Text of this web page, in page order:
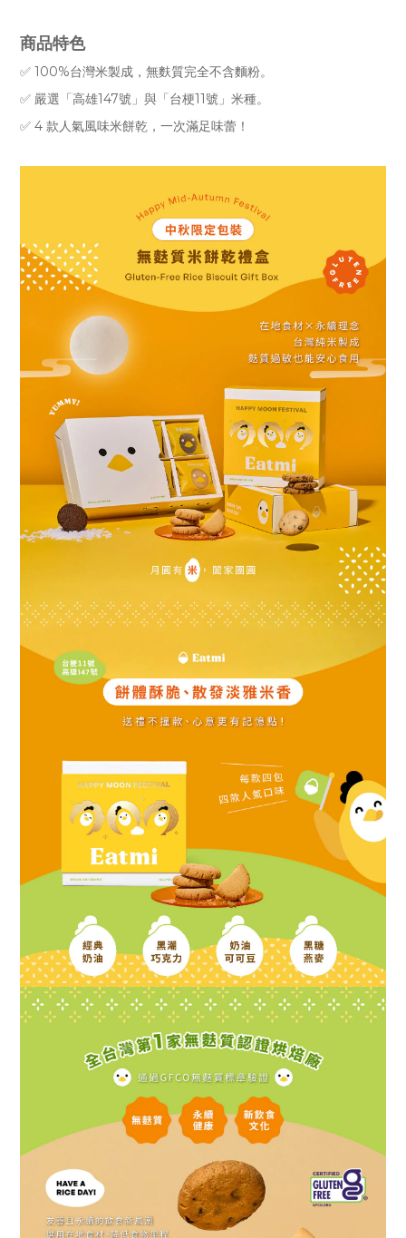
商品特色
✅ 100%台灣米製成，無麩質完全不含麵粉。
✅ 嚴選「高雄147號」與 「 台梗11號 」 米種。
✅ 4 款人氣風味米餅乾 ，一次滿足味蕾！